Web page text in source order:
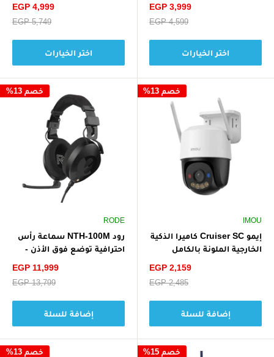
سعر
EGP 3,999
سعر
EGP 4,599
اختر الخيارات
سعر
EGP 4,999
سعر
EGP 5,749
اختر الخيارات
خصم 13%
IMOU
إيمو Cruiser SC كاميرا الذكية
الخارجية الملونة بالكامل
سعر
EGP 2,159
سعر
EGP 2,485
إضافة للسلة
خصم 13%
RODE
رود NTH-100M سماعة رأس
احترافية توضع فوق الأذن -
سعر
EGP 11,999
سعر
EGP 13,799
إضافة للسلة
خصم 15% خصم 13%